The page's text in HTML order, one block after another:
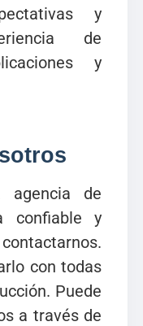
y
de
y
agencia de
confiable y
con todas
Puede
a través de